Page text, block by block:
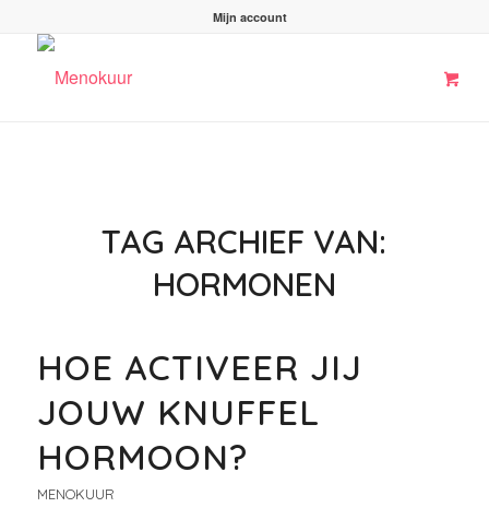
Mijn account
TAG ARCHIEF VAN:
HORMONEN
HOE ACTIVEER JIJ
JOUW KNUFFEL
HORMOON?
MENOKUUR